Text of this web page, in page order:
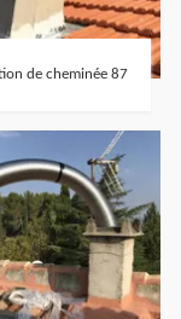
de cheminée 87